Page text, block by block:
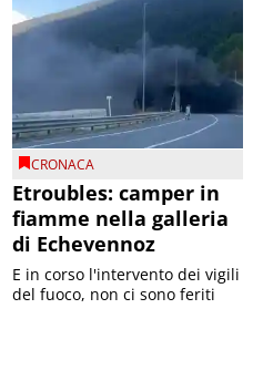
CRONACA
Etroubles: camper in
fiamme nella galleria
di Echevennoz
E in corso l'intervento dei vigili
del fuoco, non ci sono feriti